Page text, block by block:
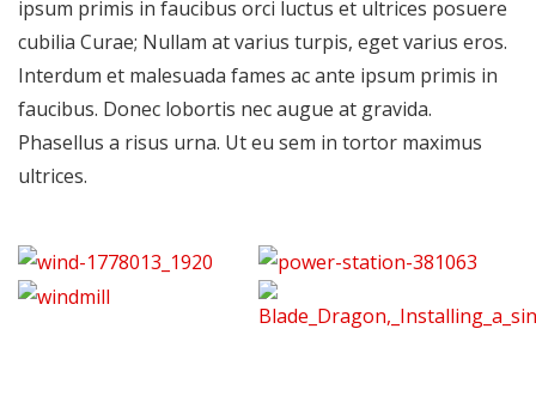
ipsum primis in faucibus orci luctus et ultrices posuere
cubilia Curae; Nullam at varius turpis, eget varius eros.
Interdum et malesuada fames ac ante ipsum primis in
faucibus. Donec lobortis nec augue at gravida.
Phasellus a risus urna. Ut eu sem in tortor maximus
ultrices.